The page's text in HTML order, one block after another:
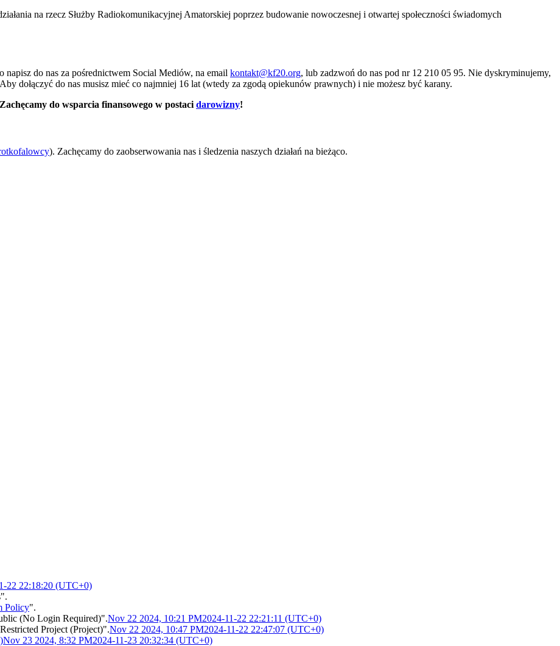
na rzecz Służby Radiokomunikacyjnej Amatorskiej poprzez budowanie nowoczesnej i otwartej społeczności świadomych
napisz do nas za pośrednictwem Social Mediów, na email kontakt@kf20.org, lub zadzwoń do nas pod nr 12 210 05 95. Nie dyskryminujemy,
dołączyć do nas musisz mieć co najmniej 16 lat (wtedy za zgodą opiekunów prawnych) i nie możesz być karany.
Zachęcamy do wsparcia finansowego w postaci darowizny!
). Zachęcamy do zaobserwowania nas i śledzenia naszych działań na bieżąco.
22 22:18:20 (UTC+0)
Policy".
(No Login Required)".Nov 22 2024, 10:21 PM2024-11-22 22:21:11 (UTC+0)
Project (Project)".Nov 22 2024, 10:47 PM2024-11-22 22:47:07 (UTC+0)
Nov 23 2024, 8:32 PM2024-11-23 20:32:34 (UTC+0)